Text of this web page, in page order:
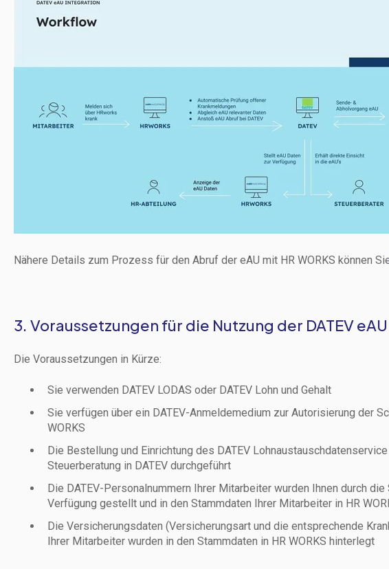
Nähere Details zum Prozess für den Abruf der eAU mit HR WORKS können
3. Voraussetzungen für die Nutzung der DATEV
Die Voraussetzungen in Kürze:
Sie verwenden DATEV LODAS oder DATEV Lohn und Gehalt
Sie verfügen über ein DATEV-Anmeldemedium zur Autorisierung der
WORKS
Die Bestellung und Einrichtung des DATEV
Steuerberatung in DATEV durchgeführt
Die DATEV-Personalnummern Ihrer Mitarbeiter wurden Ihnen durch
Verfügung gestellt und in den Stammdaten Ihrer Mitarbeiter in HR
Die Versicherungsdaten (Versicherungsart und die entsprechende
Ihrer Mitarbeiter wurden in den Stammdaten in HR WORKS hinterlegt